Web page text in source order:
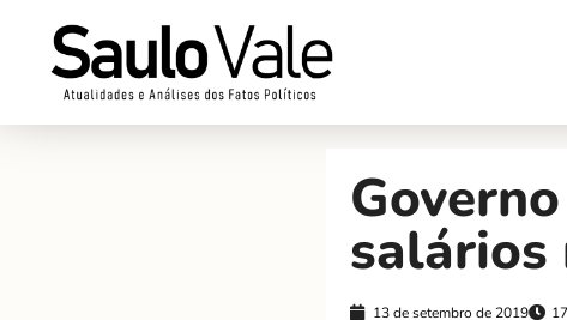
salários
13 de setembro de 2019